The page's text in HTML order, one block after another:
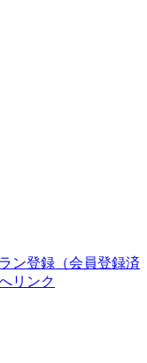
ン登録（会員登録済
リンク